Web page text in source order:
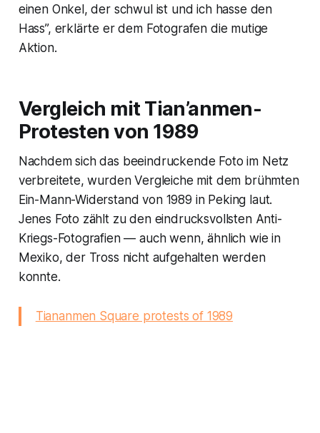
einen Onkel, der schwul ist und ich hasse den
Hass”, erklärte er dem Fotografen die mutige
Aktion.
Vergleich mit Tian’anmen-
Protesten von 1989
Nachdem sich das beeindruckende Foto im Netz
verbreitete, wurden Vergleiche mit dem brühmten
Ein-Mann-Widerstand von 1989 in Peking laut.
Jenes Foto zählt zu den eindrucksvollsten Anti-
Kriegs-Fotografien — auch wenn, ähnlich wie in
Mexiko, der Tross nicht aufgehalten werden
konnte.
Tiananmen Square protests of 1989